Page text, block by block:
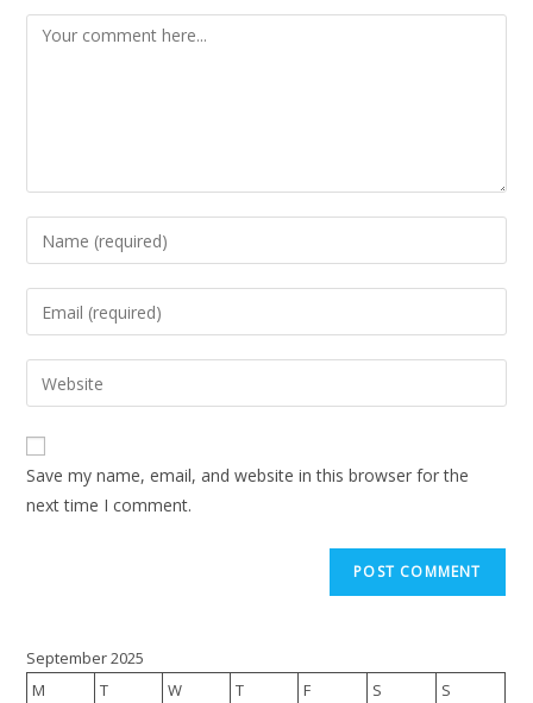
Save my name, email, and website in this browser for the
next time I comment.
September 2025
M
T W T F S
S